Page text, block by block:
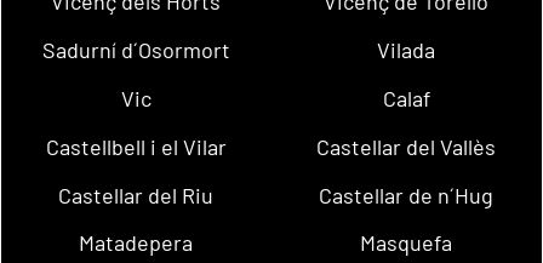
Sadurní d´Osormort
Vilada
Vic
Calaf
Castellbell i el Vilar
Castellar del Vallès
Castellar del Riu
Castellar de n´Hug
Matadepera
Masquefa